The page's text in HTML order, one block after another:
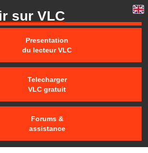
sur VLC
Presentation
du lecteur VLC
Telecharger
VLC gratuit
Forums &
assistance